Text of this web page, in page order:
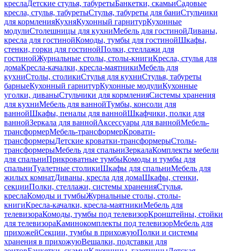
креслаДетские стулья, табуретыБанкетки, скамьиСадовые
кресла, стулья, табуретыСтулья, табуреты для баниСтульчики
для кормленияКухняКухонный гарнитурКухонные
модулиСтолешницы для кухниМебель для гостинойДиваны,
кресла для гостинойКомоды, тумбы для гостинойШкафы,
стенки, горки для гостинойПолки, стеллажи для
гостинойЖурнальные столы, столы-книгиКресла, стулья для
домаКресла-качалки, кресла-маятникиМебель для
кухниСтолы, столикиСтулья для кухниСтулья, табуреты
барныеКухонный гарнитурКухонные модулиКухонные
уголки, диваныСтульчики для кормленияСистемы хранения
для кухниМебель для ваннойТумбы, консоли для
ваннойШкафы, пеналы для ваннойШкафчики, полки для
ваннойЗеркала для ваннойАксессуары для ваннойМебель-
трансформерМебель-трансформерКровати-
трансформерыДетские кроватки-трансформерыСтолы-
трансформерыМебель для спальниЗеркалаКомплекты мебели
для спальниПрикроватные тумбыКомоды и тумбы для
спальниТуалетные столикиШкафы для спальниМебель для
жилых комнатДиваны, кресла для домаШкафы, стенки,
секцииПолки, стеллажи, системы храненияСтулья,
креслаКомоды и тумбыЖурнальные столы, столы-
книгиКресла-качалки, кресла-маятникиМебель для
телевизораКомоды, тумбы под телевизорКронштейны, стойки
для телевизораКаминокомплекты под телевизорМебель для
прихожейСекции, тумбы в прихожуюПолки и системы
хранения в прихожуюВешалки, подставки для